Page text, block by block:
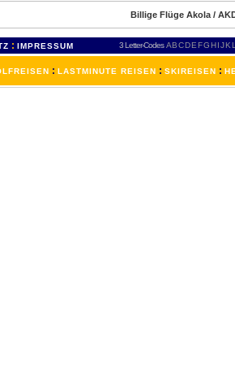
Billige Flüge Akola /
: IMPRESSUM 3 Letter-Codes ABCDEFGH IJKL
: LASTMINUTE REISEN : SKIREISEN :